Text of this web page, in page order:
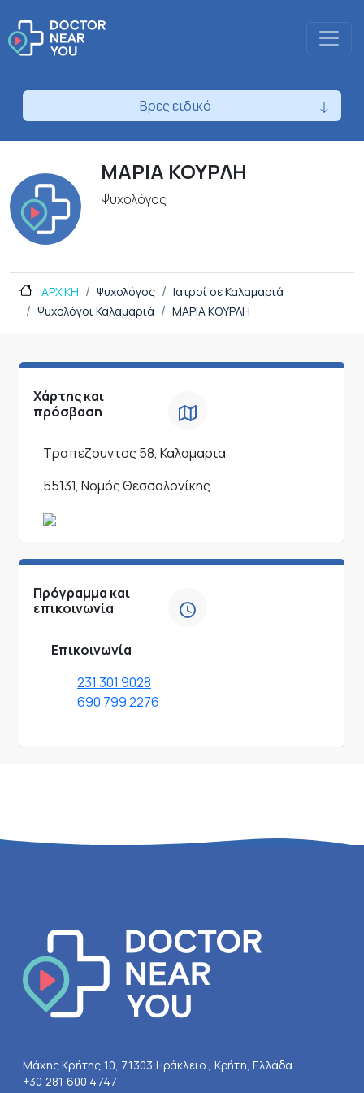
Βρες ειδικό
ΜΑΡΙΑ ΚΟΥΡΛΗ
Ψυχολόγος
ΑΡΧΙΚΗ Ψυχολόγος
Ιατροί σε Καλαμαριά
Ψυχολόγοι Καλαμαριά
ΜΑΡΙΑ ΚΟΥΡΛΗ
Χάρτης και
πρόσβαση
Τραπεζουντος 58, Καλαμαρια
55131, Νομός Θεσσαλονίκης
Πρόγραμμα και
επικοινωνία
Επικοινωνία
231 301 9028
690 799 2276
Μάχης Κρήτης 10, 71303 Ηράκλειο , Κρήτη, Ελλάδα
+30 281 600 4747